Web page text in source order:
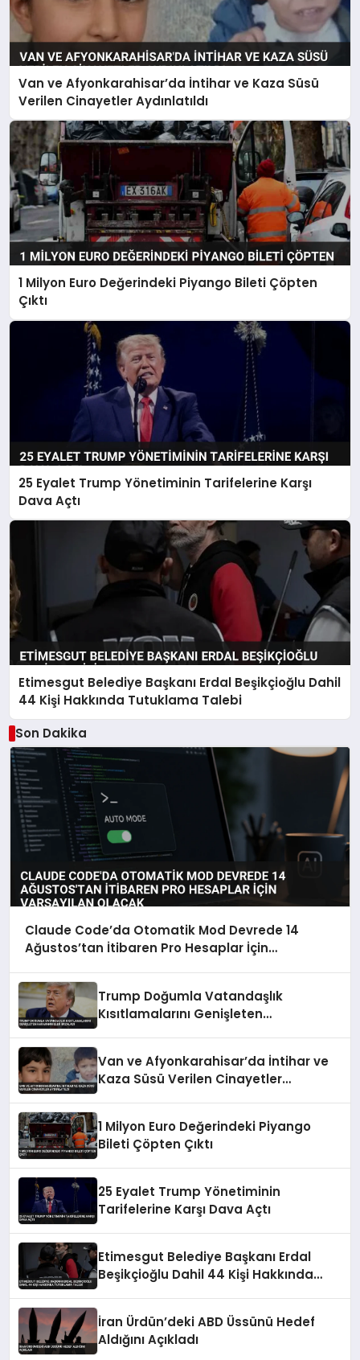
Van ve Afyonkarahisar’da İntihar ve Kaza Süsü
Verilen Cinayetler Aydınlatıldı
1 Milyon Euro Değerindeki Piyango Bileti Çöpten
Çıktı
25 Eyalet Trump Yönetiminin Tarifelerine Karşı
Dava Açtı
Etimesgut Belediye Başkanı Erdal Beşikçioğlu Dahil
44 Kişi Hakkında Tutuklama Talebi
Son Dakika
Claude Code’da Otomatik Mod Devrede 14
Ağustos’tan İtibaren Pro Hesaplar İçin
Trump Doğumla Vatandaşlık
Kısıtlamalarını Genişleten
Van ve Afyonkarahisar’da İntihar ve
Kaza Süsü Verilen Cinayetler
1 Milyon Euro Değerindeki Piyango
Bileti Çöpten Çıktı
25 Eyalet Trump Yönetiminin
Tarifelerine Karşı Dava Açtı
Etimesgut Belediye Başkanı Erdal
Beşikçioğlu Dahil 44 Kişi Hakkında
İran Ürdün’deki ABD Üssünü Hedef
Aldığını Açıkladı